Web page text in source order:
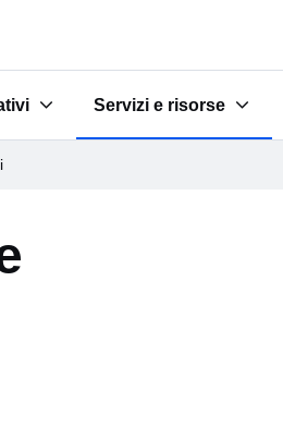
formativi"
Servizi e risorse
Submenu for "Servizi